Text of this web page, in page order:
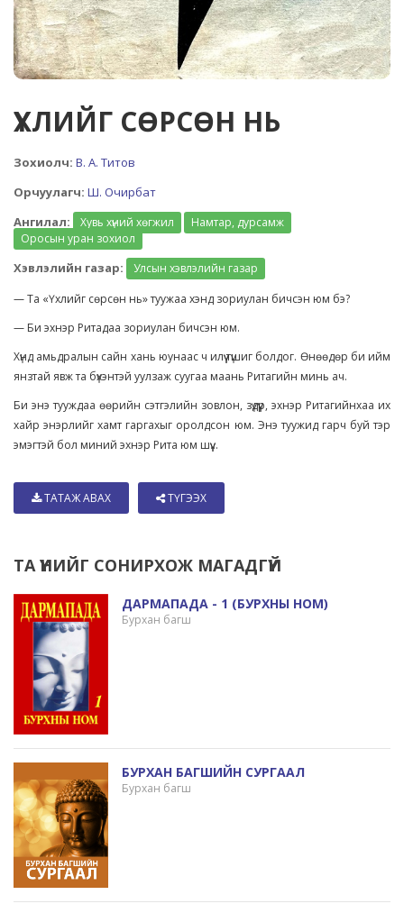
ҮХЛИЙГ СӨРСӨН НЬ
Зохиолч: В. А. Титов
Орчуулагч: Ш. Очирбат
Ангилал:
Хувь хүний хөгжил
Намтар, дурсамж
Оросын уран зохиол
Хэвлэлийн газар:
Улсын хэвлэлийн газар
— Та «Үхлийг сөрсөн нь» туужаа хэнд зориулан бичсэн юм бэ?
— Би эхнэр Ритадаа зориулан бичсэн юм.
Хүнд амьдралын сайн хань юунаас ч илүү түшиг болдог. Өнөөдөр би ийм
янзтай явж та бүхэнтэй уулзаж суугаа маань Ритагийн минь ач.
Би энэ тууждаа өөрийн сэтгэлийн зовлон, зүдүүр, эхнэр Ритагийнхаа их
хайр энэрлийг хамт гаргахыг оролдсон юм. Энэ туужид гарч буй тэр
эмэгтэй бол миний эхнэр Рита юм шүү...
ТАТАЖ АВАХ ТҮГЭЭХ
ТА ҮҮНИЙГ СОНИРХОЖ МАГАДГҮЙ
ДАРМАПАДА - 1 (БУРХНЫ HOM)
Бурхан багш
БУРХАН БАГШИЙН СУРГААЛ
Бурхан багш